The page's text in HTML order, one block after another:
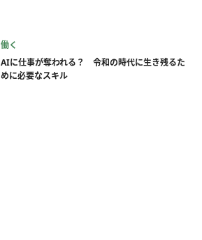
働く
AIに仕事が奪われる？ 令和の時代に生き残るた
めに必要なスキル